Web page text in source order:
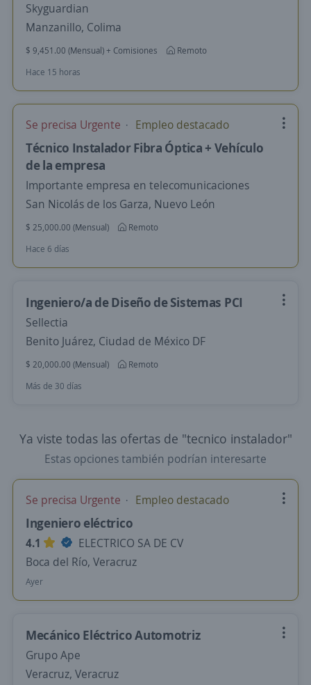
Skyguardian
Manzanillo, Colima
$ 9,451.00 (Mensual) + Comisiones
Remoto
Hace 15 horas
Se precisa Urgente Empleo destacado
Técnico Instalador Fibra Óptica + Vehículo
de la empresa
Importante empresa en telecomunicaciones
San Nicolás de los Garza, Nuevo León
$ 25,000.00 (Mensual)
Remoto
Hace 6 días
Ingeniero/a de Diseño de Sistemas PCI
Sellectia
Benito Juárez, Ciudad de México DF
$ 20,000.00 (Mensual)
Remoto
Más de 30 días
Ya viste todas las ofertas de "tecnico instalador"
Estas opciones también podrían interesarte
Se precisa Urgente Empleo destacado
Ingeniero eléctrico
4.1
ELECTRICO SA DE CV
Boca del Río, Veracruz
Ayer
Mecánico Eléctrico Automotriz
Grupo Ape
Veracruz, Veracruz